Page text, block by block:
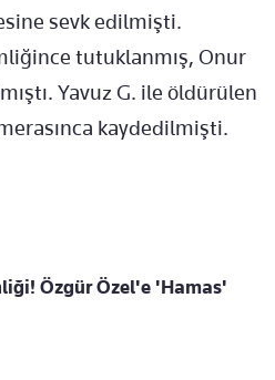
sevk edilmişti.
tutuklanmış, Onur
Yavuz G. ile öldürülen
kaydedilmişti.
Özgür Özel'e 'Hamas'